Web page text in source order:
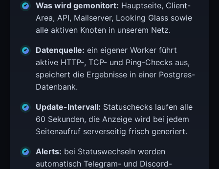
Was wird gemonitort: Hauptseite, Client-
Area, API, Mailserver, Looking Glass sowie
alle aktiven Knoten in unserem Netz.
Datenquelle: ein eigener Worker führt
aktive HTTP-, TCP- und Ping-Checks aus,
speichert die Ergebnisse in einer Postgres-
Datenbank.
Update-Intervall: Statuschecks laufen alle
60 Sekunden, die Anzeige wird bei jedem
Seitenaufruf serverseitig frisch generiert.
Alerts: bei Statuswechseln werden
automatisch Telegram- und Discord-